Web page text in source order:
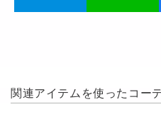
関連アイテムを使ったコー